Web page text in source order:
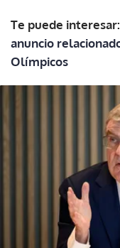
Te puede interesar:
anuncio
Olímpicos